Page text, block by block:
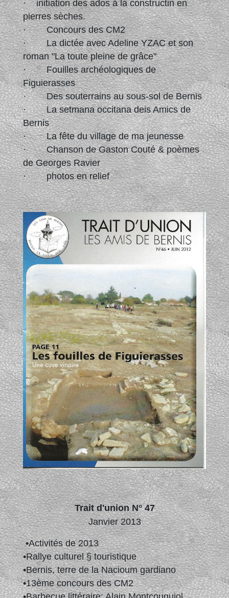
· initiation des ados à la constructin en
pierres sèches.
· Concours des CM2
· La dictée avec Adeline YZAC et son
roman "La toute pleine de grâce"
· Fouilles archéologiques de
Figuierasses
· Des souterrains au sous-sol de Bernis
· La setmana occitana deis Amics de
Bernis
· La fête du village de ma jeunesse
· Chanson de Gaston Couté & poèmes
de Georges Ravier
· photos en relief
Trait d'union N° 47
Janvier 2013
•Activités de 2013
•Rallye culturel § touristique
•Bernis, terre de la Nacioum gardiano
•13ème concours des CM2